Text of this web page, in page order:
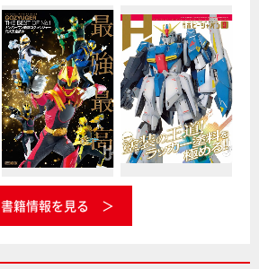
書籍情報を見る